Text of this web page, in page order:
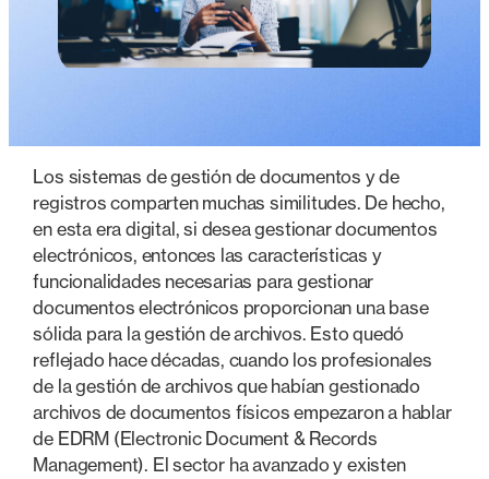
Los sistemas de gestión de documentos y de
registros comparten muchas similitudes. De hecho,
en esta era digital, si desea gestionar documentos
electrónicos, entonces las características y
funcionalidades necesarias para gestionar
documentos electrónicos proporcionan una base
sólida para la gestión de archivos. Esto quedó
reflejado hace décadas, cuando los profesionales
de la gestión de archivos que habían gestionado
archivos de documentos físicos empezaron a hablar
de EDRM (Electronic Document & Records
Management). El sector ha avanzado y existen